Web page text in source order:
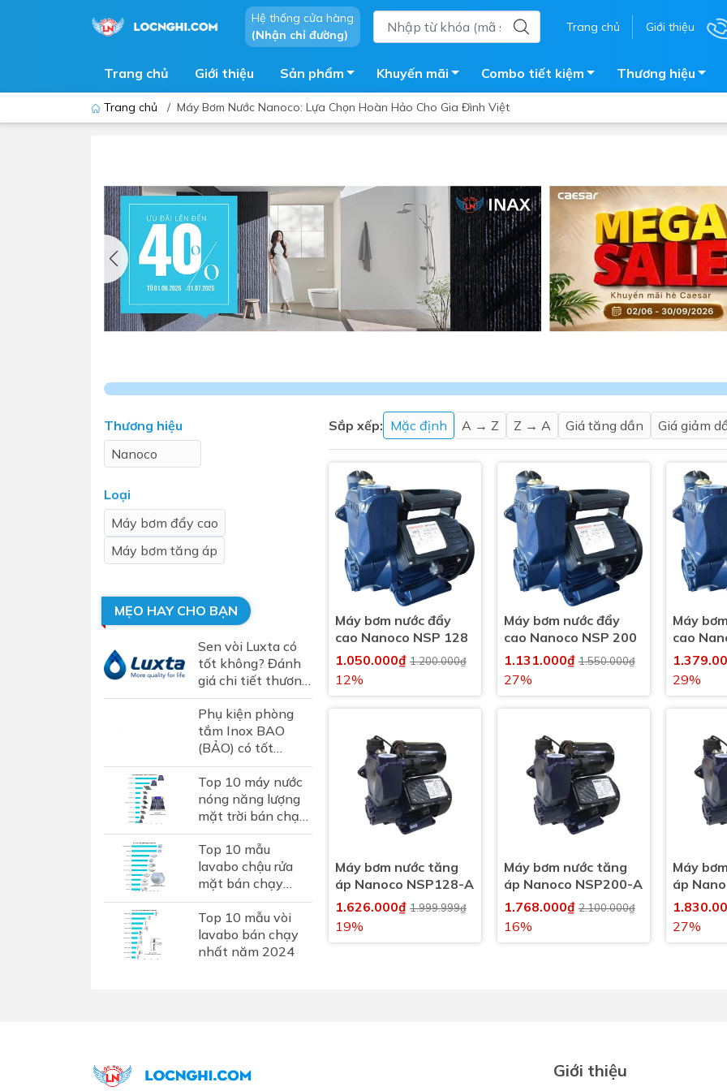
Hệ thống cửa hàng
(Nhận chỉ đường)
Trang chủ Giới thiệu
Trang chủ Giới thiệu Sản phẩm
Thiết bị nhà tiểu
Lavabo - Chậu rửa mặt
Vòi lavabo
Vòi chậu - vòi hồ - vòi gắn tường
Máy sấy tay
Lavabo tủ - Lavabo kính
Phòng tắm kính
Sen tắm đứng
Vòi sen tắm
Máy tắm nước nóng điện
Phụ kiện nhà tắm
Chậu giặt
Sen tắm
Máy nước nóng năng lượng
Bồn bảo ôn
Bồn nhựa tự hoại
Máy bơm tăng áp
Vòi pha nóng lạnh
Máy nước nóng gián tiếp
Phụ kiện nhà vệ sinh
Máy sấy tay
Nắp bồn cầu
Nắp điện tử
Combo thiết bị vệ sinh Lộc Nghi lựa
chọn
Combo bồn cầu nhà trọ giá rẻ
Combo thiết bị vệ sinh chính hãng
Combo Máy nước nóng năng lượng
mặt trời
Combo thiết bị vệ sinh cao cấp
Khuyến mãi Combo tiết kiệm Thương hiệu
Trang chủ / Máy Bơm Nước Nanoco: Lựa Chọn Hoàn Hảo Cho Gia Đình Việt
Sắp xếp: Mặc định A → Z Z → A Giá tăng dần Giá giảm
Máy bơm nước đẩy
cao Nanoco NSP 128
1.050.000₫ 1.200.000₫
12%
Máy bơm nước đẩy
cao Nanoco NSP 200
1.131.000₫1.550.000₫
27%
Máy
cao
29%
Máy bơm nước tăng
áp Nanoco NSP128-A
1.626.000₫ 1.999.999₫
19%
Máy bơm nước tăng
áp Nanoco NSP200-A
1.768.000₫2.100.000₫
16%
Máy
áp
27%
Thương hiệu
Nanoco
Loại
Máy bơm đẩy cao
Máy bơm tăng áp
MẸO HAY CHO BẠN
Sen vòi Luxta có
tốt không? Đánh
giá chi tiết thương
hiệu sen vòi Luxta
tại Việt Nam
Phụ kiện phòng
tắm Inox BAO
(BẢO) có tốt
không? Đánh giá
chi tiết thương
hiệu phụ kiện inox
hơn...
Top 10 máy nước
nóng năng lượng
mặt trời bán chạy
nhất 2024
Top 10 mẫu
lavabo chậu rửa
mặt bán chạy
nhất năm 2024
Top 10 mẫu vòi
lavabo bán chạy
nhất năm 2024
Giới thiệu